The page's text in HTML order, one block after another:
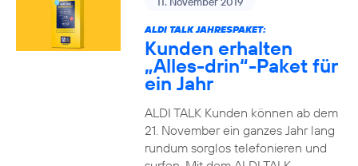
ALDI TALK JAHRESPAKET:
Kunden erhalten
„Alles-drin“-Paket für
ein Jahr
ALDI TALK Kunden können ab dem
21. November ein ganzes Jahr lang
rundum sorglos telefonieren und